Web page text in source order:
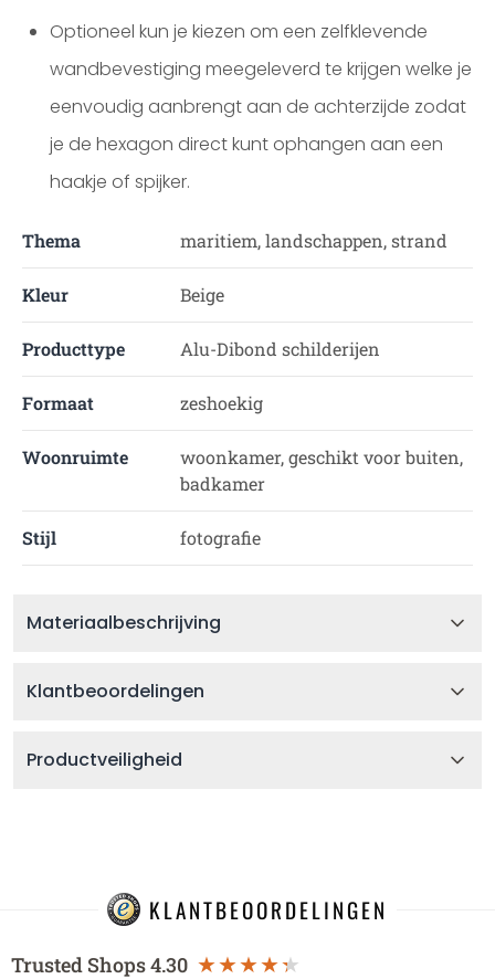
Optioneel kun je kiezen om een zelfklevende
wandbevestiging meegeleverd te krijgen welke je
eenvoudig aanbrengt aan de achterzijde zodat
je de hexagon direct kunt ophangen aan een
haakje of spijker.
Thema maritiem, landschappen, strand
Kleur Beige
Producttype Alu-Dibond schilderijen
Formaat zeshoekig
Woonruimte
woonkamer, geschikt voor buiten,
badkamer
Stijl fotografie
Materiaalbeschrijving
Klantbeoordelingen
Productveiligheid
KLANTBEOORDELINGEN
Trusted Shops4.30